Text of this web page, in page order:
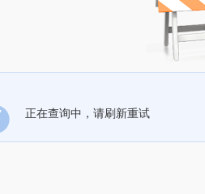
正在查询中，请刷新重试